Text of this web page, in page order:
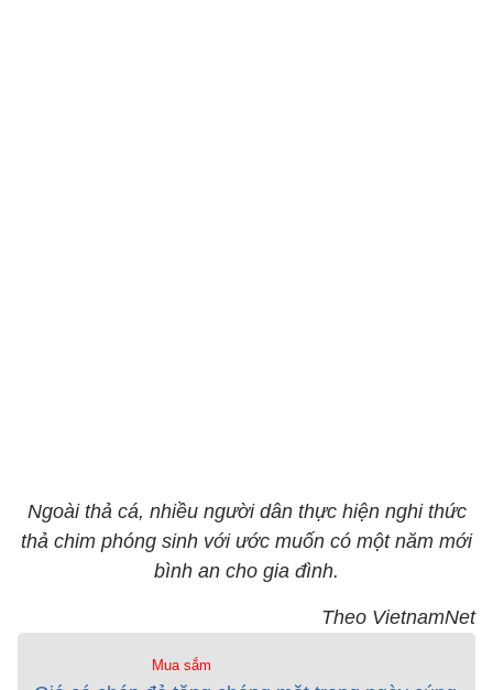
Ngoài thả cá, nhiều người dân thực hiện nghi thức
thả chim phóng sinh với ước muốn có một năm mới
bình an cho gia đình.
Theo VietnamNet
Mua sắm